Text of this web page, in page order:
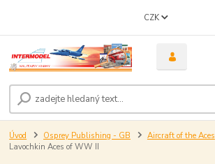
CZK
Úvod Osprey Publishing - GB Aircraft of the Aces
Lavochkin Aces of WW II